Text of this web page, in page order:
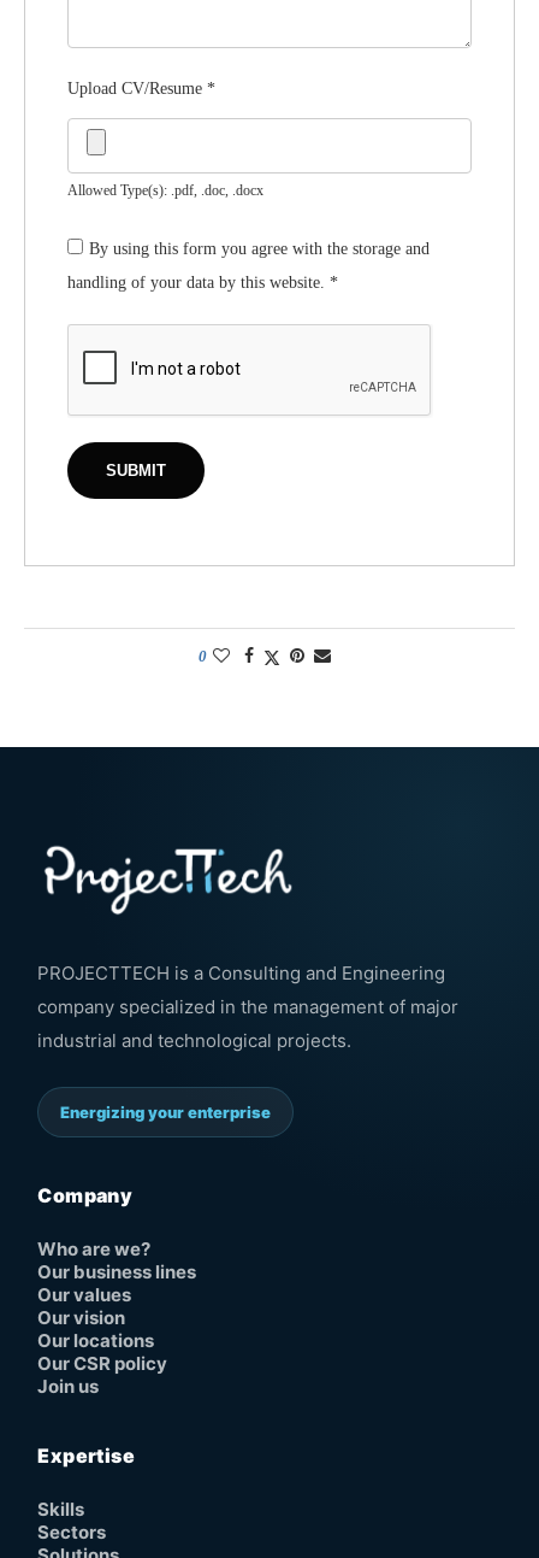
Upload CV/Resume *
Allowed Type(s): .pdf, .doc, .docx
By using this form you agree with the storage and
handling of your data by this website. *
0
PROJECTTECH is a Consulting and Engineering
company specialized in the management of major
industrial and technological projects.
Energizing your enterprise
Company
Who are we?
Our business lines
Our values
Our vision
Our locations
Our CSR policy
Join us
Expertise
Skills
Sectors